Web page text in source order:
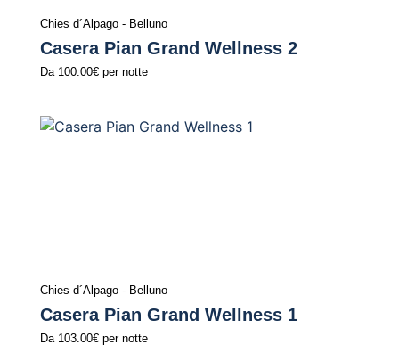
Chies d´Alpago - Belluno
Casera Pian Grand Wellness 2
Da 100.00€ per notte
Chies d´Alpago - Belluno
Casera Pian Grand Wellness 1
Da 103.00€ per notte